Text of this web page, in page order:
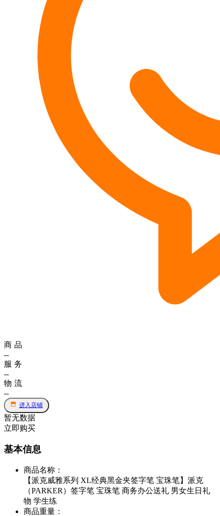
商品
--
服务
--
物流
--
进入店铺
暂无数据
立即购买
基本信息
商品名称 ：
【派克威雅系列 XL经典黑金夹签字笔 宝珠笔】派克
（PARKER）签字笔 宝珠笔 商务办公送礼 男女生日礼
物 学生练
商品重量 ：